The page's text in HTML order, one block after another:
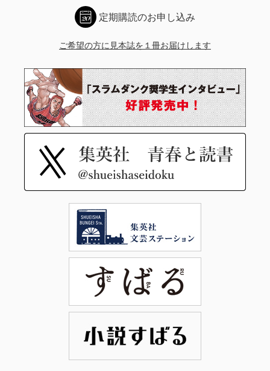
定期購読のお申し込み
ご希望の方に見本誌を１冊お届けします